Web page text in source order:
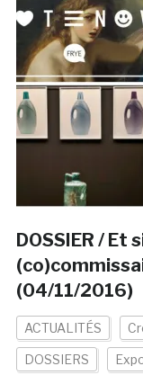
DOSSIER / Et
(04/11/2016)
ACTUALITÉS
DOSSIERS